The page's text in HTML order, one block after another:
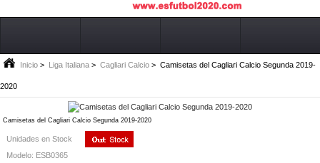
Inicio > Liga Italiana > Cagliari Calcio > Camisetas del Cagliari Calcio Segunda 2019-
2020
Camisetas del Cagliari Calcio Segunda 2019-2020
Unidades en Stock
Modelo: ESB0365